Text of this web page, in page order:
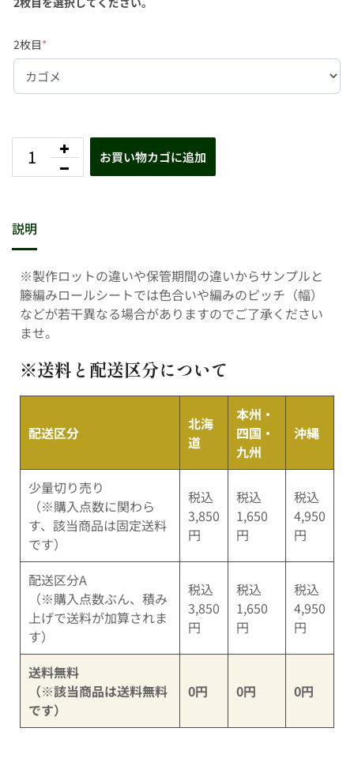
2枚目*
お買い物カゴに追加
説明
※製作ロットの違いや保管期間の違いからサンプルと
籐編みロールシートでは色合いや編みのピッチ（幅）
などが若干異なる場合がありますのでご了承ください
ませ。
※送料と配送区分について
配送区分
北海
道
本州・
四国・
九州
沖縄
少量切り売り
（※購入点数に関わら
す、該当商品は固定送料
です）
税込
3,850
円
税込
1,650
円
税込
4,950
円
配送区分A
（※購入点数ぶん、積み
上げで送料が加算されま
す）
税込
3,850
円
税込
1,650
円
税込
4,950
円
送料無料
（※該当商品は送料無料
です）
0円 0円 0円